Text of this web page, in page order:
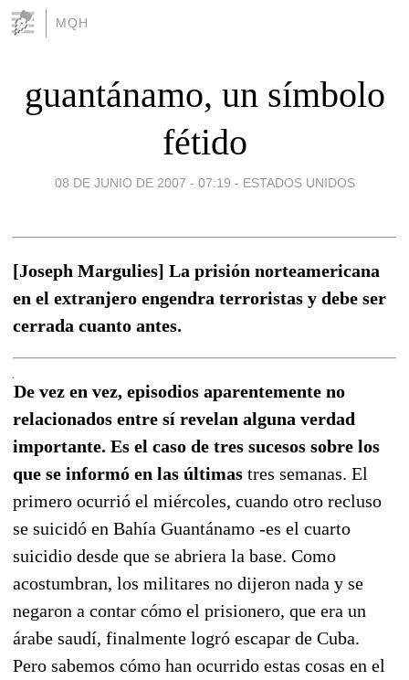
MQH
guantánamo, un símbolo
fétido
08 DE JUNIO DE 2007 - 07:19 - ESTADOS UNIDOS
[Joseph Margulies] La prisión norteamericana
en el extranjero engendra terroristas y debe ser
cerrada cuanto antes.
De vez en vez, episodios aparentemente no
relacionados entre sí revelan alguna verdad
importante. Es el caso de tres sucesos sobre los
que se informó en las últimas tres semanas. El
primero ocurrió el miércoles, cuando otro recluso
se suicidó en Bahía Guantánamo -es el cuarto
suicidio desde que se abriera la base. Como
acostumbran, los militares no dijeron nada y se
negaron a contar cómo el prisionero, que era un
árabe saudí, finalmente logró escapar de Cuba.
Pero sabemos cómo han ocurrido estas cosas en el